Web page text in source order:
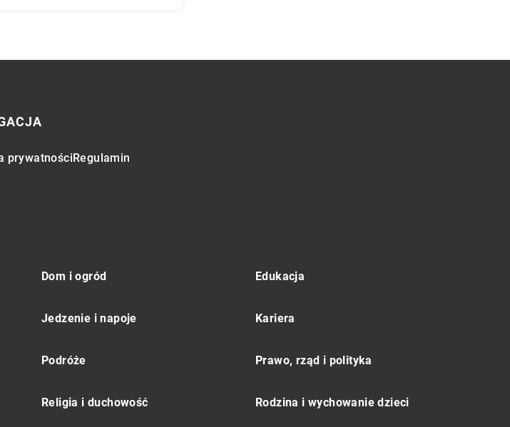
prywatnościRegulamin
Dom i ogród Edukacja
Jedzenie i napoje Kariera
Podróże Prawo, rząd i polityka
Religia i duchowość Rodzina i wychowanie dzieci